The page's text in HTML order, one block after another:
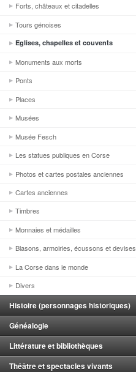
Forts, châteaux et citadelles
Tours génoises
Eglises, chapelles et couvents
Monuments aux morts
Ponts
Places
Musées
Musée Fesch
Les statues publiques en Corse
Photos et cartes postales anciennes
Cartes anciennes
Timbres
Monnaies et médailles
Blasons, armoiries, écussons et devises
La Corse dans le monde
Divers
Histoire (personnages historiques)
Généalogie
Littérature et bibliothèques
Théâtre et spectacles vivants